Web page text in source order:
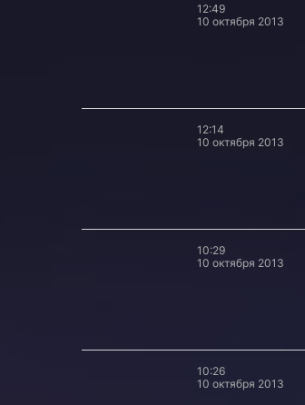
12:49
10 октября 2013
12:14
10 октября 2013
10:29
10 октября 2013
10:26
10 октября 2013